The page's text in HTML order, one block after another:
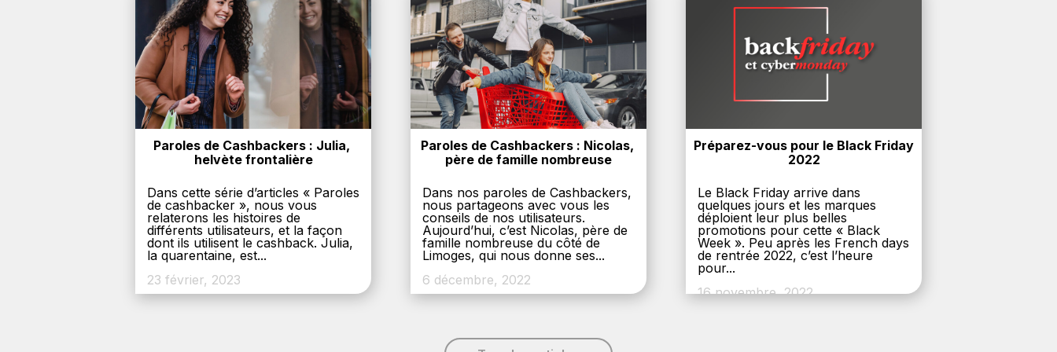
Paroles de Cashbackers : Julia,
helvète frontalière
Dans cette série d’articles « Paroles
de cashbacker », nous vous
relaterons les histoires de
différents utilisateurs, et la façon
dont ils utilisent le cashback. Julia,
la quarentaine, est...
23 février, 2023
Paroles de Cashbackers : Nicolas,
père de famille nombreuse
Dans nos paroles de Cashbackers,
nous partageons avec vous les
conseils de nos utilisateurs.
Aujourd’hui, c’est Nicolas, père de
famille nombreuse du côté de
Limoges, qui nous donne ses...
6 décembre, 2022
Préparez-vous pour le Black Friday
2022
Le Black Friday arrive dans
quelques jours et les marques
déploient leur plus belles
promotions pour cette « Black
Week ». Peu après les French days
de rentrée 2022, c’est l’heure
pour...
16 novembre, 2022